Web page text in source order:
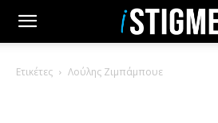
Ετικέτες Λούλης Ζιμπάμπουε